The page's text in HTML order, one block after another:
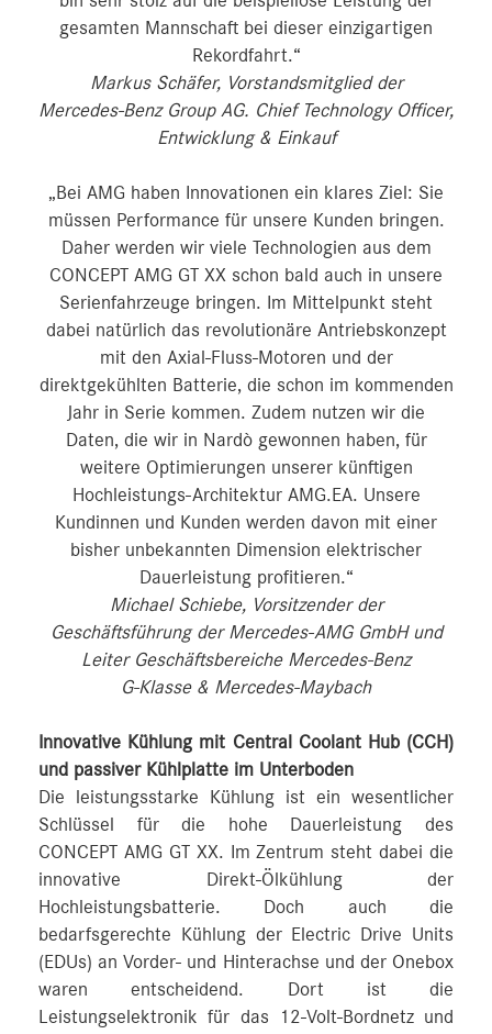
gesamten Mannschaft bei dieser einzigartigen
Rekordfahrt.“
Markus Schäfer, Vorstandsmitglied der
Mercedes‑Benz Group AG. Chief Technology Officer,
Entwicklung & Einkauf
„Bei AMG haben Innovationen ein klares Ziel: Sie
müssen Performance für unsere Kunden bringen.
Daher werden wir viele Technologien aus dem
CONCEPT AMG GT XX schon bald auch in unsere
Serienfahrzeuge bringen. Im Mittelpunkt steht
dabei natürlich das revolutionäre Antriebskonzept
mit den Axial-Fluss-Motoren und der
direktgekühlten Batterie, die schon im kommenden
Jahr in Serie kommen. Zudem nutzen wir die
Daten, die wir in Nardò gewonnen haben, für
weitere Optimierungen unserer künftigen
Hochleistungs-Architektur AMG.EA. Unsere
Kundinnen und Kunden werden davon mit einer
bisher unbekannten Dimension elektrischer
Dauerleistung profitieren.“
Michael Schiebe, Vorsitzender der
Geschäftsführung der Mercedes‑AMG GmbH und
Leiter Geschäftsbereiche Mercedes‑Benz
G‑Klasse & Mercedes‑Maybach
Innovative Kühlung mit Central Coolant Hub (CCH)
und passiver Kühlplatte im Unterboden
Die leistungsstarke Kühlung ist ein wesentlicher
Schlüssel für die hohe Dauerleistung des
CONCEPT AMG GT XX. Im Zentrum steht dabei die
innovative Direkt-Ölkühlung der
Hochleistungsbatterie. Doch auch die
bedarfsgerechte Kühlung der Electric Drive Units
(EDUs) an Vorder- und Hinterachse und der Onebox
waren entscheidend. Dort ist die
Leistungselektronik für das 12‑Volt-Bordnetz und